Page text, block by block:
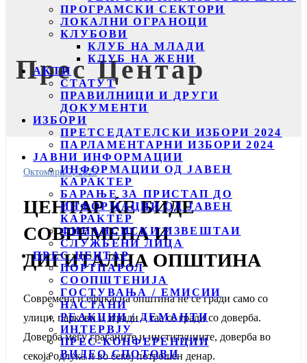
ПРОГРАМСКИ СЕКТОРИ
ЛОКАЛНИ ОГРАНОЦИ
КЛУБОВИ
КЛУБ НА МЛАДИ
КЛУБ НА ЖЕНИ
АКТИ
СТАТУТ
ПРАВИЛНИЦИ И ДРУГИ
ДОКУМЕНТИ
ИЗБОРИ
ПРЕТСЕДАТЕЛСКИ ИЗБОРИ 2024
ПАРЛАМЕНТАРНИ ИЗБОРИ 2024
ЈАВНИ ИНФОРМАЦИИ
ИНФОРМАЦИИ ОД ЈАВЕН
КАРАКТЕР
БАРАЊЕ ЗА ПРИСТАП ДО
ИНФОРМАЦИИ ОД ЈАВЕН
КАРАКТЕР
ФИНАНСИСКИ ИЗВЕШТАИ
СЛУЖБЕНИ ЛИЦА
ПРЕС ЦЕНТАР
ПОРТПАРОЛ
СООПШТЕНИЈА
ГОСТУВАЊА / ЕМИСИИ
НАСТАНИ
РЕАКЦИИ / ДЕМАНТИ
ИНТЕРВЈУ
ПРЕС-КОНФЕРЕНЦИИ
ВИДЕО СПОТОВИ
Прес Центар
Октомври 7, 2025
ЦЕНТАР ЌЕ БИДЕ
СОВРЕМЕНА И
ДИГИТАЛНА ОПШТИНА
Современа и ефикасна општина не се гради само со
улици, паркови и згради – таа се гради со доверба.
Доверба меѓу граѓаните и институциите, доверба во
секоја одлука и во секој потрошен денар.